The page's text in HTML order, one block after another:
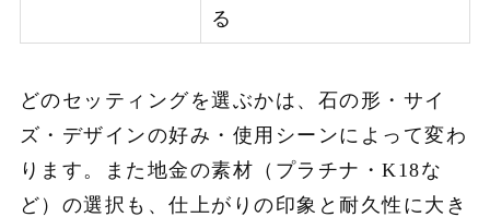
る
どのセッティングを選ぶかは、石の形・サイ
ズ・デザインの好み・使用シーンによって変わ
ります。また地金の素材（プラチナ・K18な
ど）の選択も、仕上がりの印象と耐久性に大き